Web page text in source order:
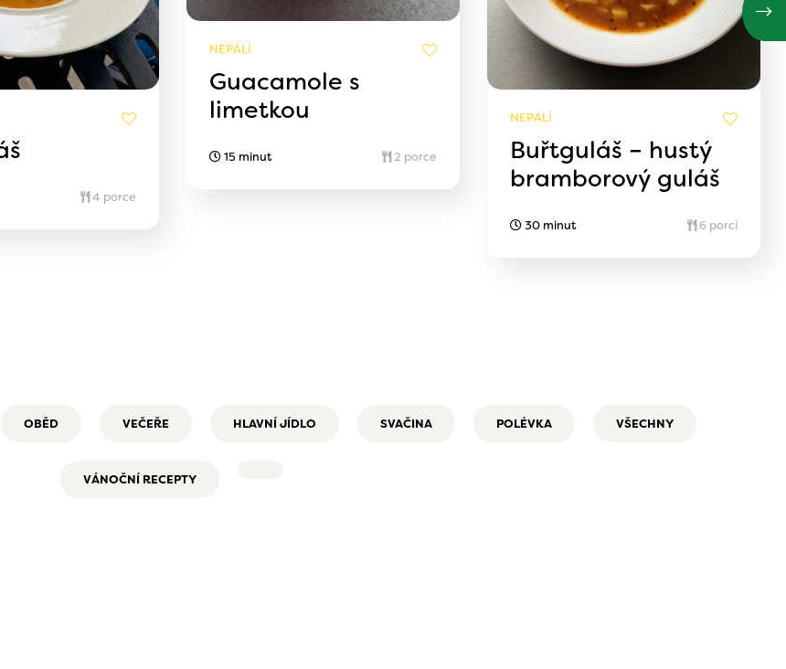
4 porce
NEPÁLÍ
Guacamole s
limetkou
15 minut 2 porce
NEPÁLÍ
Buřtguláš – hustý
bramborový guláš
30 minut 6 porcí
OBĚD VEČEŘE HLAVNÍ JÍDLO SVAČINA POLÉVKA VŠECHNY
VÁNOČNÍ RECEPTY